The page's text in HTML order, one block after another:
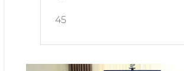
45